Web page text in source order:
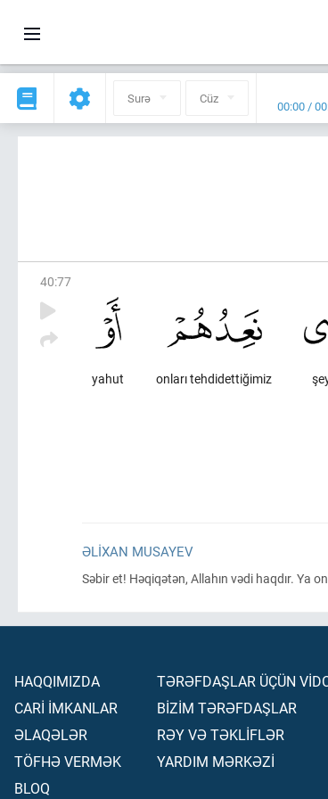
Surə Cüz 00:00 /
40:77
onları tehdidettiğimiz
yahut
ƏLIXAN MUSAYEV
Səbir et! Həqiqətən, Allahın vədi haqdır. Ya
HAQQIMIZDA
CARİ İMKANLAR
ƏLAQƏLƏR
TÖFHƏ VERMƏK
BLOQ
TƏRƏFDAŞLAR ÜÇÜN
BİZİM TƏRƏFDAŞLAR
RƏY VƏ TƏKLİFLƏR
YARDIM MƏRKƏZİ